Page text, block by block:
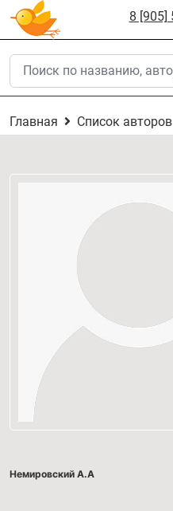
8 [905]
Главная Список авторов
Немировский А.А